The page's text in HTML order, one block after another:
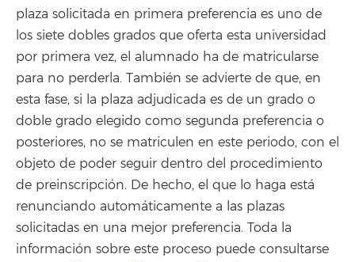
plaza solicitada en primera preferencia es uno de
los siete dobles grados que oferta esta universidad
por primera vez, el alumnado ha de matricularse
para no perderla. También se advierte de que, en
esta fase, si la plaza adjudicada es de un grado o
doble grado elegido como segunda preferencia o
posteriores, no se matriculen en este periodo, con el
objeto de poder seguir dentro del procedimiento
de preinscripción. De hecho, el que lo haga está
renunciando automáticamente a las plazas
solicitadas en una mejor preferencia. Toda la
información sobre este proceso puede consultarse